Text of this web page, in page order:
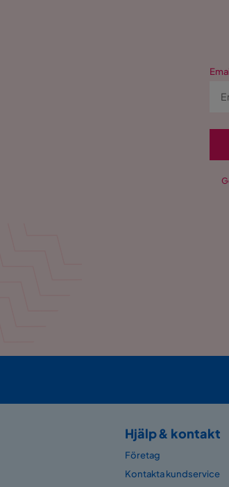
Hjälp & kontakt
Företag
Kontakta kundservice